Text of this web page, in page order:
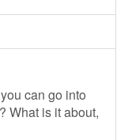
can go into
What is it about,